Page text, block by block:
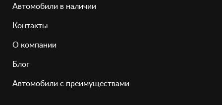
Автомобили в наличии
Контакты
О компании
Блог
Автомобили с преимуществами